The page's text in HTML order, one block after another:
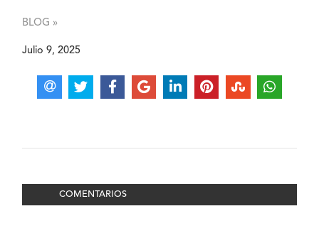
BLOG »
Julio 9, 2025
COMENTARIOS